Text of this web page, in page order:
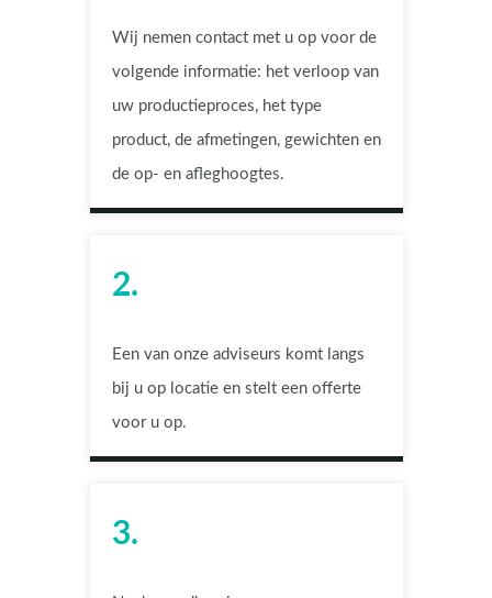
Wij nemen contact met u op voor de
volgende informatie: het verloop van
uw productieproces, het type
product, de afmetingen, gewichten en
de op- en afleghoogtes.
2.
Een van onze adviseurs komt langs
bij u op locatie en stelt een offerte
voor u op.
3.